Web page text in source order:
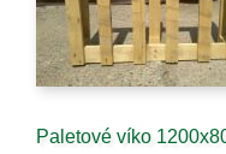
Paletové víko